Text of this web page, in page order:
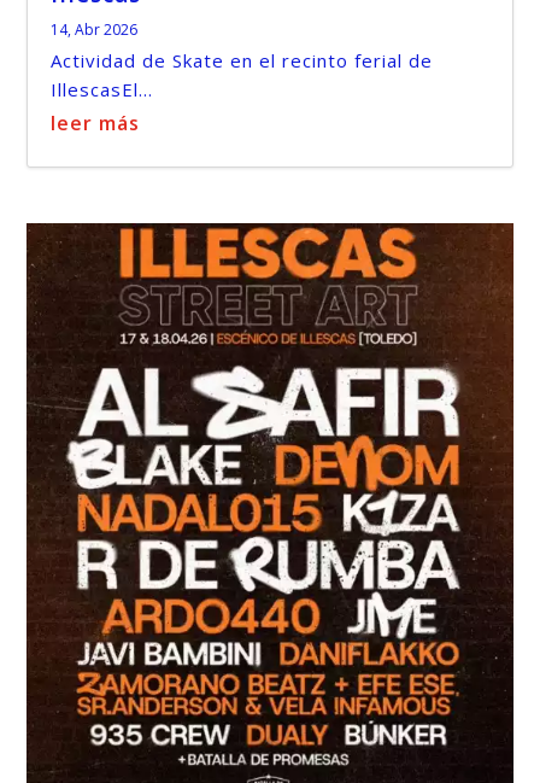
14, Abr 2026
Actividad de Skate en el recinto ferial de
IllescasEl...
leer más